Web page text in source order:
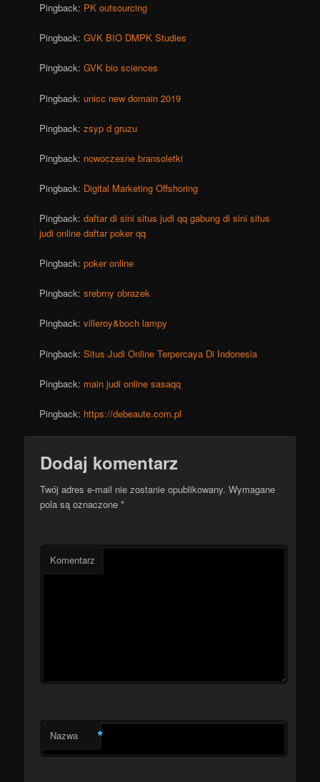
Pingback: PK outsourcing
Pingback:GVK BIO DMPK Studies
Pingback:GVK bio sciences
Pingback:unicc new domain 2019
Pingback:zsyp d gruzu
Pingback: nowoczesne bransoletki
Pingback: Digital Marketing Offshoring
Pingback:daftar di sini situs judi qq gabung di sini situs
judi online daftar poker qq
Pingback:poker online
Pingback:srebrny obrazek
Pingback:villeroy&boch lampy
Pingback:Situs Judi Online Terpercaya Di Indonesia
Pingback: main judi online sasaqq
Pingback: https://debeaute.com.pl
Dodaj komentarz
Twój adres e-mail nie zostanie opublikowany. Wymagane
pola są oznaczone*
Komentarz
Nazwa *